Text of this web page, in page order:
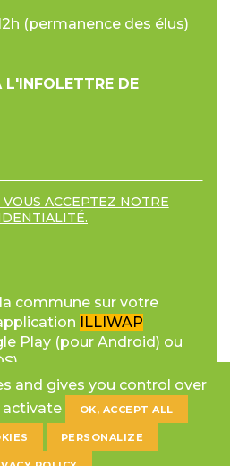
(permanence des élus)
L'INFOLETTRE DE
ACCEPTEZ NOTRE
commune sur votre
ILLIWAP
Play (pour Android) ou
de Goupillères.
and gives you control over
OK, ACCEPT ALL
PERSONALIZE